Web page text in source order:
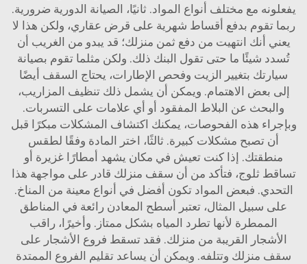
يفعلونه مع مختلف أنواع المواد. ثانيًا، الصيانة الدورية ضرورية.
ربما تقوم بدفع أقساط شهرية على قرض عقاري، ولكن هذا لا
يعني أنك انتهيت من دفع ثمن منزلك؛ قد يبدو من الغريب أن
تُسدد شيئًا ما حتى تقول البنك ذلك. ولكن مثلما تقوم بصيانة
سيارتك بتغيير الزيت وفحص الإطارات، يحتاج السقف أيضًا
إلى بعض الاهتمام. ويمكن أن يشمل ذلك تنظيف المزاريب،
والبحث عن البلاط المفقود أو أي علامات على التسربات.
وبإجراء هذه الفحوصات، يمكنك اكتشاف المشكلات مبكرًا قبل
أن تصبح مشكلات كبيرة. ثالثًا، اختر المادة وفقًا لطقس
منطقتك. إذا كنت تعيش في مكان يشهد أمطارًا غزيرة أو
تساقط ثلوج، فتأكد من أن سقف منزلك قادر على مواجهة هذا
التحدي. فبعض المواد تكون أفضل في أنواع معينة من المناخ.
على سبيل المثال، تعتبر أسطح المعادن رائعة في المناطق
الممطرة لأنها تطرد المياه بشكل ممتاز. وأخيرًا، راقب
الأشجار القريبة من منزلك. فقد تسقط فروع الأشجار على
سقف منزلك وتتلفه. ويمكن أن يساعد تقليم الفروع الممتدة